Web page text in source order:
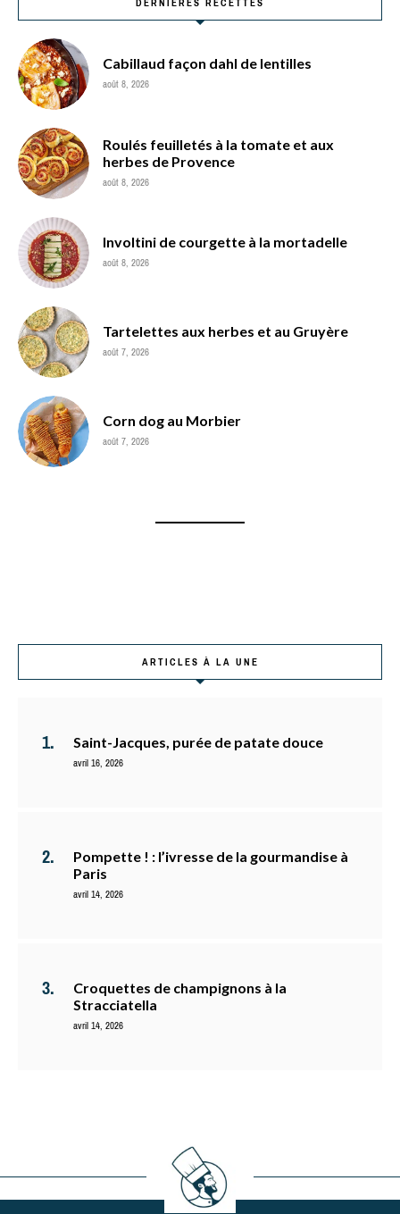
Cabillaud façon dahl de lentilles
août 8, 2026
Roulés feuilletés à la tomate et aux
herbes de Provence
août 8, 2026
Involtini de courgette à la mortadelle
août 8, 2026
Tartelettes aux herbes et au Gruyère
août 7, 2026
Corn dog au Morbier
août 7, 2026
ARTICLES À LA UNE
Saint-Jacques, purée de patate douce
avril 16, 2026
Pompette ! : l’ivresse de la gourmandise à
Paris
avril 14, 2026
Croquettes de champignons à la
Stracciatella
avril 14, 2026